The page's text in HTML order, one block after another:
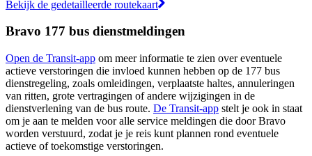
Bekijk de gedetailleerde routekaart
Bravo 177 bus dienstmeldingen
Open de Transit-app om meer informatie te zien over eventuele
actieve verstoringen die invloed kunnen hebben op de 177 bus
dienstregeling, zoals omleidingen, verplaatste haltes, annuleringen
van ritten, grote vertragingen of andere wijzigingen in de
dienstverlening van de bus route. De Transit-app stelt je ook in staat
om je aan te melden voor alle service meldingen die door Bravo
worden verstuurd, zodat je je reis kunt plannen rond eventuele
actieve of toekomstige verstoringen.